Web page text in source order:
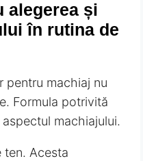
alegerea și
în rutina de
pentru machiaj nu
Formula potrivită
machiajului.
ten. Acesta